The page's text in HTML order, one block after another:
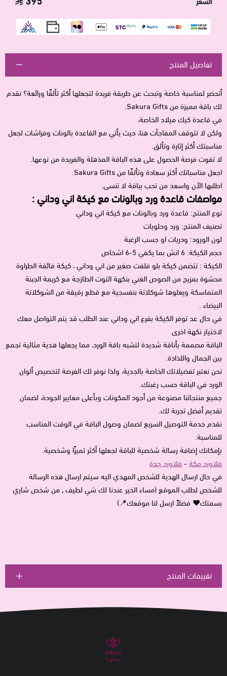
تفاصيل المنتج
أتحضر لمناسبة خاصة وتبحث عن طريقة فريدة لتجعلها أكثر تألقًا ورائعة؟ نقدم
لك باقة مميزة من Sakura Gifts.
في قاعدة كيك ميلاد الخاصة،
ولكن لا تتوقف المفاجآت هنا، حيث يأتي مع القاعدة بالونات وفراشات لجعل
مناسبتك أكثر إثارة وتألق.
لا تفوت فرصة الحصول على هذه الباقة المذهلة والفريدة من نوعها.
اجعل مناسباتك أكثر سعادة وتألقًا من Sakura Gifts.
اطلبها الآن واسعد من تحب بباقة لا تنسى.
مواصفات قاعدة ورد وبالونات مع كيكة اني وداني :
نوع المنتج: قاعدة ورد وبالونات مع كيكة اني وداني
تصنيف المنتج: ورد وحلويات
لون الورود: ودريات او جسب الرغبة
حجم الكيكة: 6 انش بما يكفي 5-6 اشخاص
الكيكة : تتضمن كيكة بلو فلفت صغير من اني وداني ، كيكة فائقة الطراوة
محشوة بمزيج من الصوص الغني بنكهة التوت الطازجة مع كريمة الجبنة
المتماسكة ويعلوها شوكلاتة بنفسجية مع قطع رقيقة من الشوكلاتة
البيضاء .
في حال عد توفر الكيكة بفرع اني وداني عند الطلب قد يتم التواصل معك
لاختيار نكهة اخرى
الباقة مصممة بأناقة شديدة لتشبه باقة الورد، مما يجعلها هدية مثالية تجمع
بين الجمال واللذاذة.
نحن نعتبر تفضيلاتك الخاصة بالجدية، ولذا نوفر لك الفرصة لتخصيص ألوان
الورد في الباقة حسب رغبتك.
جميع منتجاتنا مصنوعة من أجود المكونات وبأعلى معايير الجودة، لضمان
تقديم أفضل تجربة لك.
نقدم خدمة التوصيل السريع لضمان وصول الباقة في الوقت المناسب
للمناسبة.
بإمكانك إضافة رسالة شخصية للباقة لجعلها أكثر تميزًا وشخصية.
فلاورد مكة - فلاورد جدة
في حال ارسال الهدية للشخص المهدي اليه سيتم ارسال هذه الرسالة
للشخص لطلب الموقع (مساء الخير عندنا لك شي لطيف , من شخص شاري
بسمتك♥ فضلاً ارسل لنا موقعك📍)
تقييمات المنتج